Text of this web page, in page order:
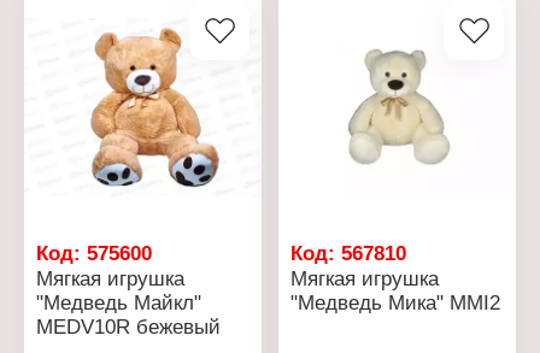
Материал: текстильное
полотно, полиэфирное
волокно
Материал: текстильное
полотно, полиэфирное
Код: 575600
Мягкая игрушка
"Медведь Майкл"
MEDV10R бежевый
Код:567810
Мягкая игрушка
"Медведь Мика" MMI2